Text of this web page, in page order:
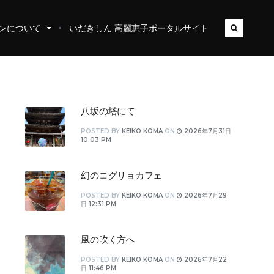
について いだきしん 高麗恵子ポータルサイト
八坂の塔にて
POSTED BY KEIKO KOMA ON
2026年7月31日
10:03 PM
幻のコグリョカフェ
POSTED BY KEIKO KOMA ON
2026年7月29
日 12:31 PM
風の吹く方へ
POSTED BY KEIKO KOMA ON
2026年7月22
日 11:46 PM